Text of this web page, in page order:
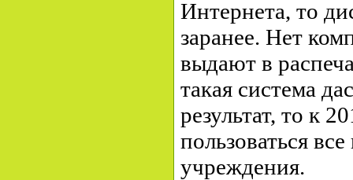
Интернета, то
заранее. Нет
выдают в
такая система
результат, то к
пользоваться
учреждения.